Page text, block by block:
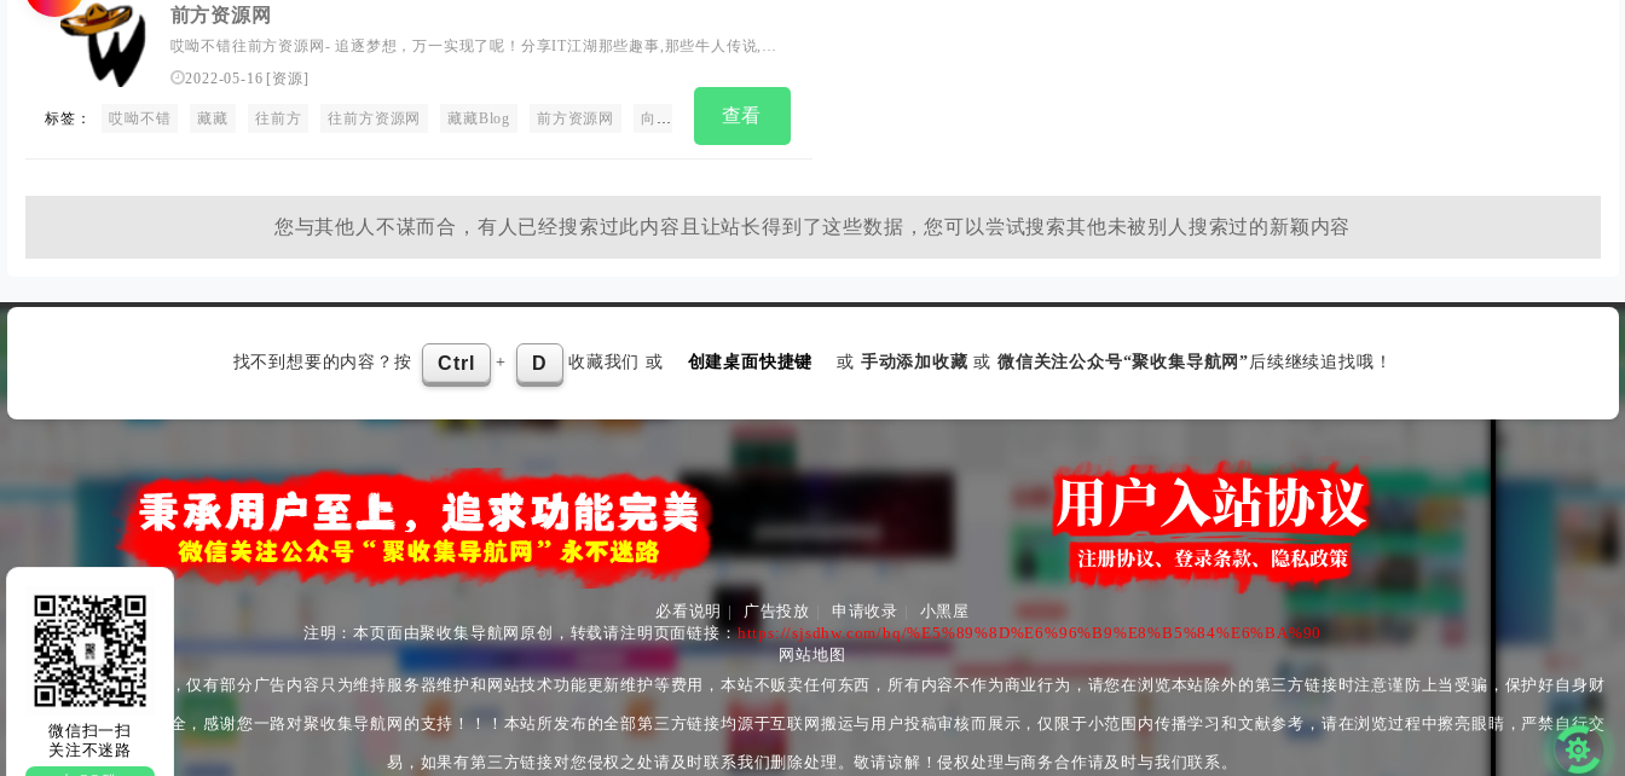
前方资源网
哎呦不错往前方资源网- 追逐梦想，万一实现了呢！分享IT江湖那些趣事,那些牛人传说,那
些稀奇古怪的网站和精品源码,那些爱不释手的应用软件!（原诸葛藏藏Blog）
2022-05-16 [资源]
标签： 哎呦不错 藏藏 往前方 往前方资源网 藏藏Blog 前方资源网 向前资源网 往前方资源
查看
您与其他人不谋而合，有人已经搜索过此内容且让站长得到了这些数据，您可以尝试搜索其他未被别人搜索过的新颖内容
微信扫一扫
关注不迷路
找不到想要的内容？按 Ctrl + D 收藏我们 或 创建桌面快捷键 或 手动添加收藏 或 微信关注公众号“聚收集导航网” 后续继续追找哦！
必看说明 | 广告投放 申请收录
小黑屋
注明：本页面由聚收集导航网原创，转载请注明页面链接：https://sjsdhw.com/bq/%E5%89%8D%E6%96%B9%E8%B5%84%E6%BA%90
网站地图
本站为非盈利性站点，仅有部分广告内容只为维持服务器维护和网站技术功能更新维护等费用，本站不贩卖任何东西，所有内容不作为商业行为，请您在浏览本站除外的第三方链接时注意谨防上当受骗，保护好自身财
产安全与身心健康安全，感谢您一路对聚收集导航网的支持！！！本站所发布的全部第三方链接均源于互联网搬运与用户投稿审核而展示，仅限于小范围内传播学习和文献参考，请在浏览过程中擦亮眼睛，严禁自行交
易，如果有第三方链接对您侵权之处请及时联系我们删除处理。敬请谅解！侵权处理与商务合作请及时与我们联系。